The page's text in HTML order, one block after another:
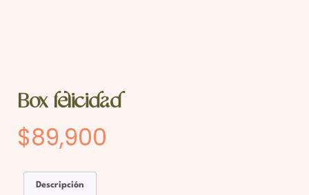
Box felicidad
$89,900
Descripción